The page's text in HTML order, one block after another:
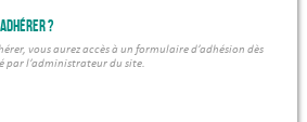
?
vous aurez accès à un formulaire d’adhésion dès
par l’administrateur du site.